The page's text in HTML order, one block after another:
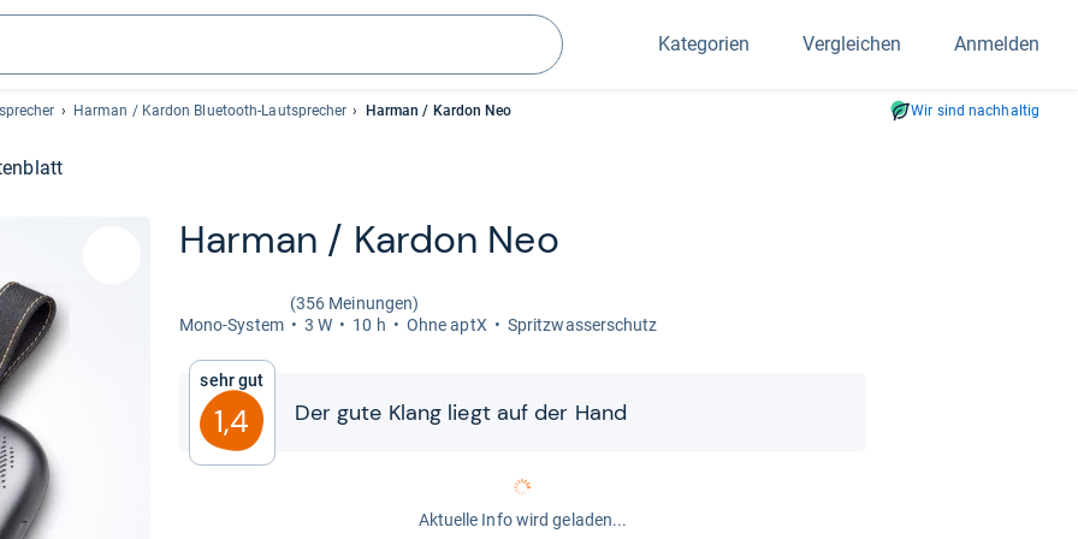
Suchen
Kategorien Vergleichen Anmelden
Harman / Kardon Bluetooth-Lautsprecher Harman / Kardon Neo Wir sind nachhaltig
Har­man / Kar­don Neo
(356 Meinungen)
Mono-​Sys­tem
3 W 10 h Ohne aptX Spritz­was­ser­schutz
Sehr gut
1,4 Der gute Klang liegt auf der Hand
Aktuelle Info wird geladen...